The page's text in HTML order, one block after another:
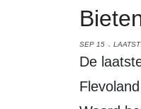
SEP 15
De laatste drie maanden van het jaar worden in de polders van zuidelijk